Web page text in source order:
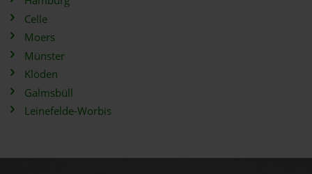
Celle
Moers
Münster
Klöden
Galmsbüll
Leinefelde-Worbis